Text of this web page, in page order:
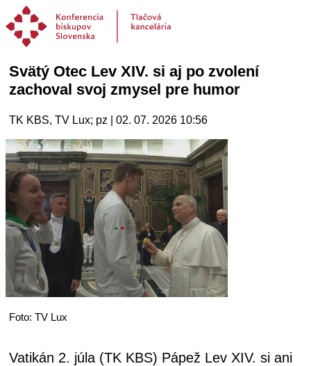
Svätý Otec Lev XIV. si aj po zvolení
zachoval svoj zmysel pre humor
TK KBS, TV Lux; pz | 02. 07. 2026 10:56
Foto: TV Lux
Vatikán 2. júla (TK KBS) Pápež Lev XIV. si ani